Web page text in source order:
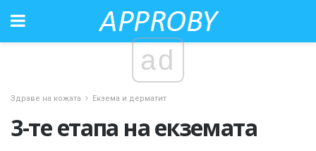
ad
Здраве на кожата Екзема и дерматит
3-те етапа на екземата